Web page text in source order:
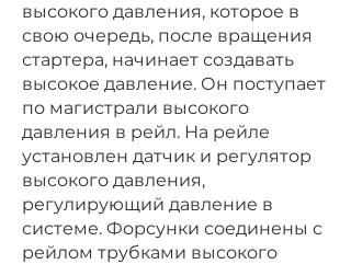
высокого давления, которое в
свою очередь, после вращения
стартера, начинает создавать
высокое давление. Он поступает
по магистрали высокого
давления в рейл. На рейле
установлен датчик и регулятор
высокого давления,
регулирующий давление в
системе. Форсунки соединены с
рейлом трубками высокого